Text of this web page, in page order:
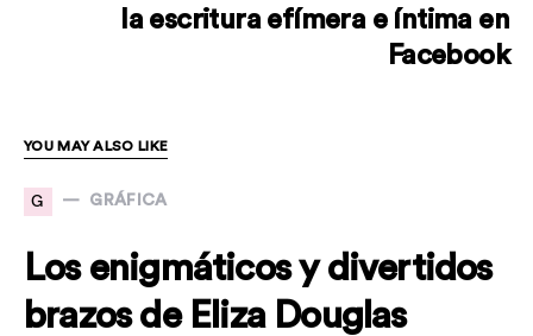
la escritura efímera e íntima en
Facebook
YOU MAY ALSO LIKE
G GRÁFICA
Los enigmáticos y divertidos
brazos de Eliza Douglas